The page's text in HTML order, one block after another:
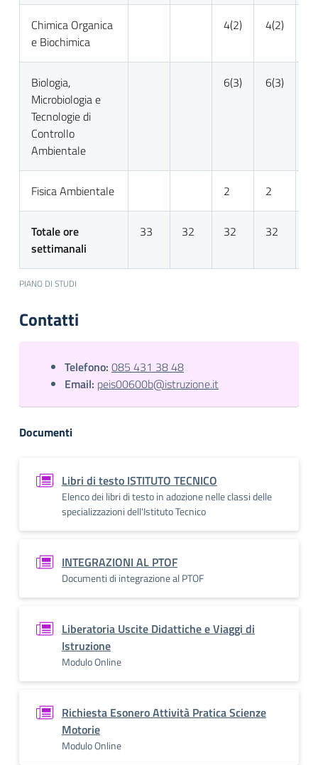
PIANO DI STUDI
Chimica Organica
e Biochimica
4(2) 4(2)
Biologia,
Microbiologia e
Tecnologie di
Controllo
Ambientale
6(3) 6(3)
Fisica Ambientale 2 2
Totale ore
settimanali
33 32 32 32
Contatti
Telefono: 085 431 38 48
Email: peis00600b@istruzione.it
Documenti
Libri di testo ISTITUTO TECNICO
Elenco dei libri di testo in adozione nelle classi delle
specializzazioni dell'Istituto Tecnico
INTEGRAZIONI AL PTOF
Documenti di integrazione al PTOF
Liberatoria Uscite Didattiche e Viaggi di
Istruzione
Modulo Online
Richiesta Esonero Attività Pratica Scienze
Motorie
Modulo Online